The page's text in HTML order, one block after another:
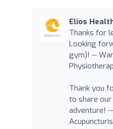
Elios
Thanks for
Looking
gym)! --
Thank you
to share
adventure!